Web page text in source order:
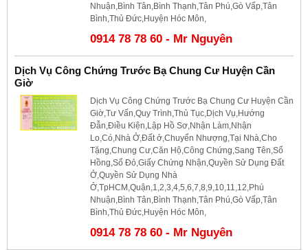
Nhuận,Bình Tân,Bình Thạnh,Tân Phú,Gò Vấp,Tân
Bình,Thủ Đức,Huyện Hóc Môn,
0914 78 78 60 - Mr Nguyên
Dịch Vụ Công Chứng Trước Bạ Chung Cư Huyện Cần
Giờ
Dịch Vụ Công Chứng Trước Bạ Chung Cư Huyện Cần
Giờ,Tư Vấn,Quy Trình,Thủ Tục,Dịch Vụ,Hướng
Đẫn,Điều Kiện,Lập Hồ Sơ,Nhận Làm,Nhận
Lo,Có,Nhà Ở,Đất ở,Chuyển Nhượng,Tại Nhà,Cho
Tặng,Chung Cư,Căn Hộ,Công Chứng,Sang Tên,Sổ
Hồng,Sổ Đỏ,Giấy Chứng Nhận,Quyền Sử Dụng Đất
Ở,Quyền Sử Dụng Nhà
Ở,TpHCM,Quận,1,2,3,4,5,6,7,8,9,10,11,12,Phú
Nhuận,Bình Tân,Bình Thạnh,Tân Phú,Gò Vấp,Tân
Bình,Thủ Đức,Huyện Hóc Môn,
0914 78 78 60 - Mr Nguyên